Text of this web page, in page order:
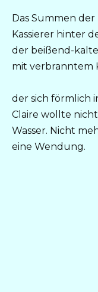
Das Summen
Kassierer hinter
der beißend-
mit verbranntem
der sich förmlich
Claire wollte
Wasser. Nicht
eine Wendung.